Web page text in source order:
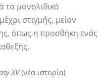
μονολιθικά
στιγμής, μείον
όπως η προσθήκη ενός
XV (νέα ιστορία)